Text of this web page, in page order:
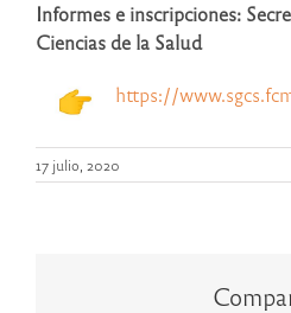
Informes e inscripciones:
Ciencias de la Salud
https://
17 julio, 2020